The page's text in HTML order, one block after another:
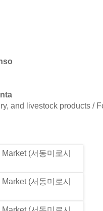
and livestock products /